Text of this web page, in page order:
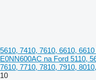
5610, 7410, 7610, 6610,
E0NN600AC na Ford 5110,
7610, 7710, 7810, 7910,
10